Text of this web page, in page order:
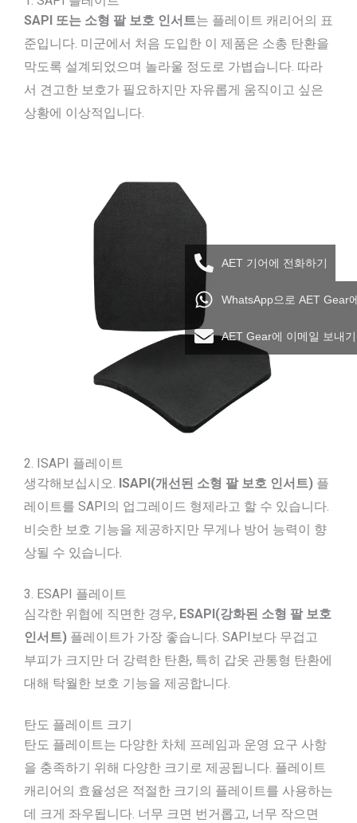
SAPI 또는 소형 팔 보호 인서트는 플레이트 캐리어의 표
준입니다. 미군에서 처음 도입한 이 제품은 소총 탄환을
막도록 설계되었으며 놀라울 정도로 가볍습니다. 따라
서 견고한 보호가 필요하지만 자유롭게 움직이고 싶은
상황에 이상적입니다.
2. ISAPI 플레이트
생각해보십시오. ISAPI(개선된 소형 팔 보호 인서트) 플
레이트를 SAPI의 업그레이드 형제라고 할 수 있습니다.
비슷한 보호 기능을 제공하지만 무게나 방어 능력이 향
상될 수 있습니다.
3. ESAPI 플레이트
심각한 위협에 직면한 경우, ESAPI(강화된 소형 팔 보호
인서트) 플레이트가 가장 좋습니다. SAPI보다 무겁고
부피가 크지만 더 강력한 탄환, 특히 갑옷 관통형 탄환에
대해 탁월한 보호 기능을 제공합니다.
탄도 플레이트 크기
탄도 플레이트는 다양한 차체 프레임과 운영 요구 사항
을 충족하기 위해 다양한 크기로 제공됩니다. 플레이트
캐리어의 효율성은 적절한 크기의 플레이트를 사용하는
데 크게 좌우됩니다. 너무 크면 번거롭고, 너무 작으면
AET 기어에 전화하기
WhatsApp으로 AET Gear
AET Gear에 이메일 보내기